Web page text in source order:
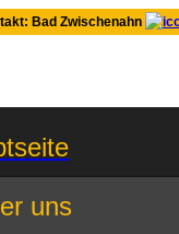
Bad Zwischenahn
uns